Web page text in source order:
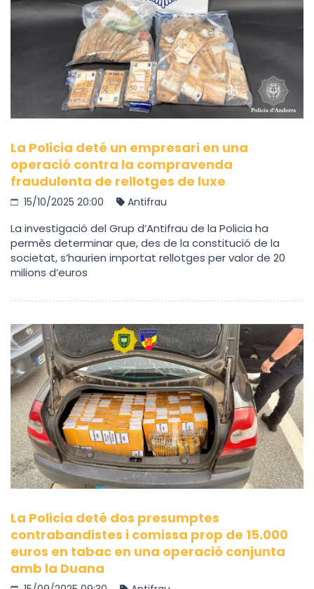
La Policia deté un empresari en una
operació contra la compravenda
fraudulenta de rellotges de luxe
15/10/2025 20:00 Antifrau
La investigació del Grup d’Antifrau de la Policia ha
permès determinar que, des de la constitució de la
societat, s’haurien importat rellotges per valor de 20
milions d’euros
La Policia deté dos presumptes
contrabandistes i comissa prop de 15.000
euros en tabac en una operació conjunta
amb la Duana